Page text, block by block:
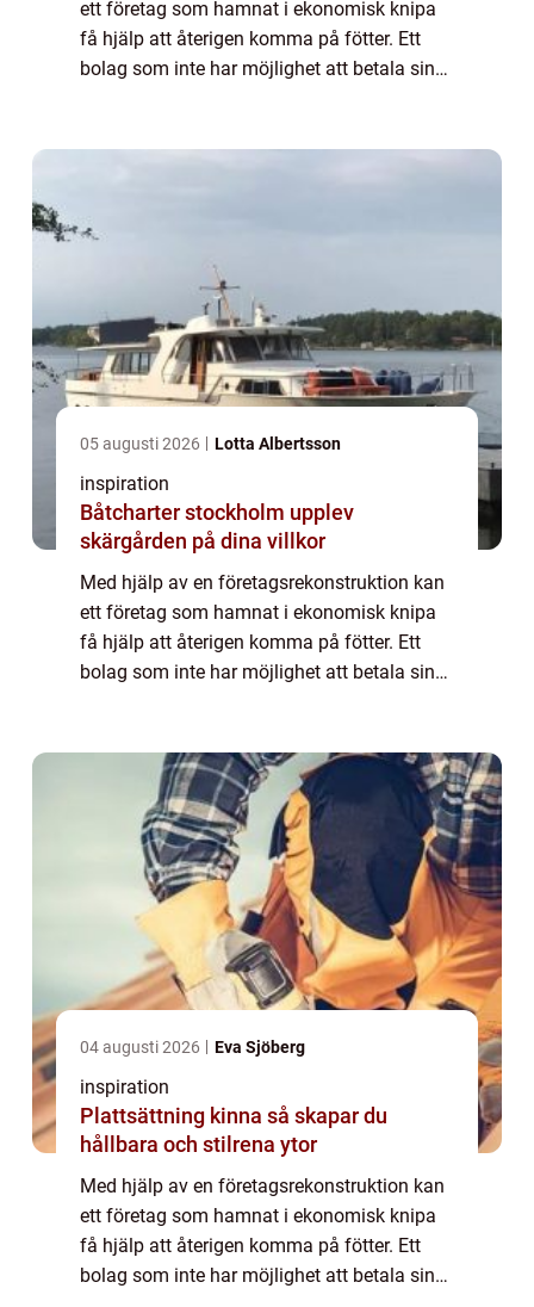
ett företag som hamnat i ekonomisk knipa
få hjälp att återigen komma på fötter. Ett
bolag som inte har möjlighet att betala sina
05 augusti 2026 Lotta Albertsson
inspiration
Båtcharter stockholm upplev
skärgården på dina villkor
Med hjälp av en företagsrekonstruktion kan
ett företag som hamnat i ekonomisk knipa
få hjälp att återigen komma på fötter. Ett
bolag som inte har möjlighet att betala sina
04 augusti 2026 Eva Sjöberg
inspiration
Plattsättning kinna så skapar du
hållbara och stilrena ytor
Med hjälp av en företagsrekonstruktion kan
ett företag som hamnat i ekonomisk knipa
få hjälp att återigen komma på fötter. Ett
bolag som inte har möjlighet att betala sina